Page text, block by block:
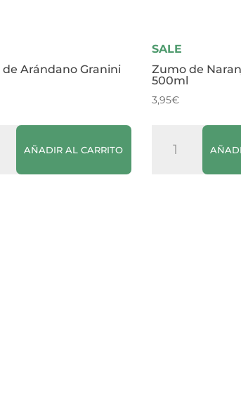
Arándano Granini
AÑADIR AL CARRITO
SALE
Zumo de
500ml
3,95€